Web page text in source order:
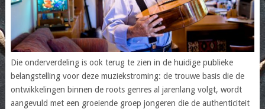
Die onderverdeling is ook terug te zien in de huidige publieke
belangstelling voor deze muziekstroming: de trouwe basis die de
ontwikkelingen binnen de roots genres al jarenlang volgt, wordt
aangevuld met een groeiende groep jongeren die de authenticiteit